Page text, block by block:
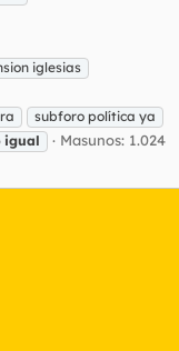
iglesias
subforo política ya
igual
Masunos: 1.024